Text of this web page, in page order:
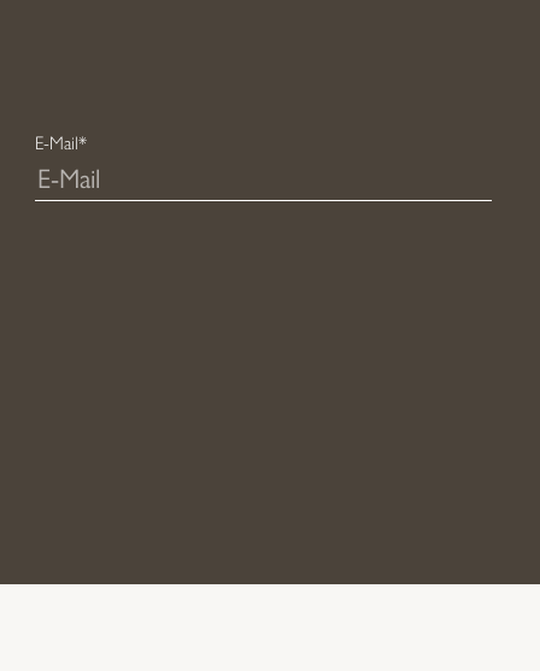
E-Mail*